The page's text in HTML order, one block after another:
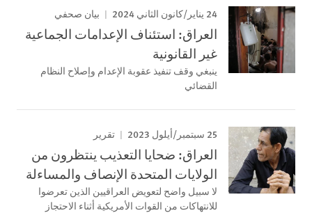
24 يناير/كانون الثاني 2024 بيان صحفي
العراق: استئناف الإعدامات الجماعية
غير القانونية
ينبغي وقف تنفيذ عقوبة الإعدام وإصلاح النظام
القضائي
25 سبتمبر/أيلول 2023 تقرير
العراق: ضحايا التعذيب ينتظرون من
الولايات المتحدة الإنصاف والمساءلة
لا سبيل واضح لتعويض العراقيين الذين تعرضوا
للانتهاكات من القوات الأمريكية أثناء الاحتجاز